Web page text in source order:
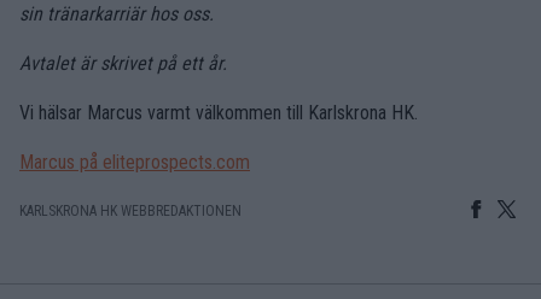
sin tränarkarriär hos oss.
Avtalet är skrivet på ett år.
Vi hälsar Marcus varmt välkommen till Karlskrona HK.
Marcus på eliteprospects.com
KARLSKRONA HK WEBBREDAKTIONEN